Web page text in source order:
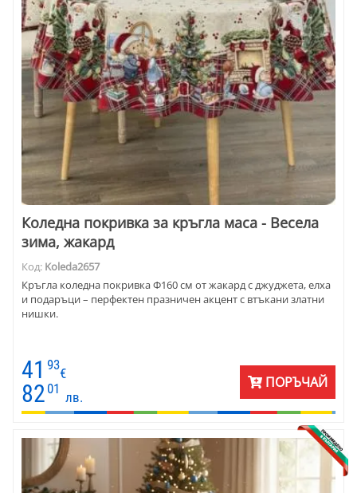
Коледна покривка за кръгла маса - Весела
зима, жакард
Код: Koleda2657
Кръгла коледна покривка Ф160 см от жакард с джуджета, елха
и подаръци – перфектен празничен акцент с втъкани златни
нишки.
41 93
€
82 01
лв.
ПОРЪЧАЙ